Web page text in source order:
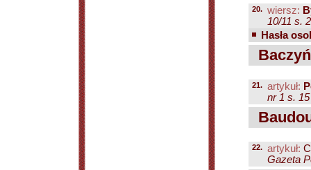
20. wiersz:
10/11 s.
Hasła
21. artykuł:
nr 1 s. 15
22. artykuł:
Gazeta